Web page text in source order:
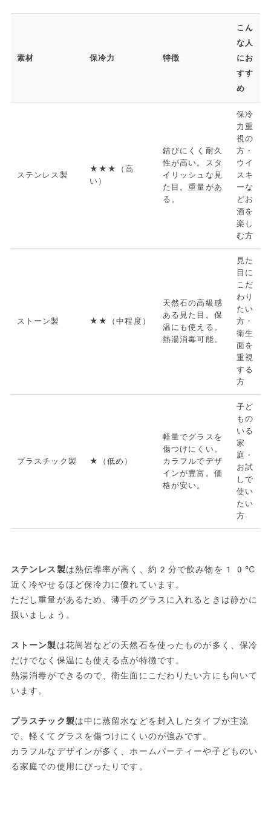
素材 保冷力 特徴
こん
な人
にお
すす
め
ステンレス製
★★★（高
い）
錆びにくく耐久
性が高い。スタ
イリッシュな見
た目。重量があ
る。
保冷
力重
視の
方・
ウイ
スキ
ーな
どお
酒を
楽し
む方
ストーン製 ★★（中程度）
天然石の高級感
ある見た目。保
温にも使える。
熱湯消毒可能。
見た
目に
こだ
わり
たい
方・
衛生
面を
重視
する
方
プラスチック製 ★（低め）
軽量でグラスを
傷つけにくい。
カラフルでデザ
インが豊富。価
格が安い。
子ど
もの
いる
家
庭・
お試
しで
使い
たい
方
ステンレス製は熱伝導率が高く、約2分で飲み物を10℃
近く冷やせるほど保冷力に優れています。
ただし重量があるため、薄手のグラスに入れるときは静かに
扱いましょう。
ストーン製は花崗岩などの天然石を使ったものが多く、保冷
だけでなく保温にも使える点が特徴です。
熱湯消毒ができるので、衛生面にこだわりたい方にも向いて
います。
プラスチック製は中に蒸留水などを封入したタイプが主流
で、軽くてグラスを傷つけにくいのが強みです。
カラフルなデザインが多く、ホームパーティーや子どものい
る家庭での使用にぴったりです。